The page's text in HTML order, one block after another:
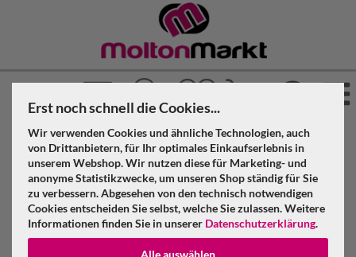
Erst noch schnell die Cookies...
Wir verwenden Cookies und ähnliche Technologien, auch
von Drittanbietern, für Ihr optimales Einkaufserlebnis in
unserem Webshop. Wir nutzen diese für Marketing- und
anonyme Statistikzwecke, um unseren Shop ständig für Sie
zu verbessern. Abgesehen von den technisch notwendigen
Cookies entscheiden Sie selbst, welche Sie zulassen. Weitere
Informationen finden Sie in unserer Datenschutzerklärung.
Alle auswählen
Molton Markt » Molton » Dekomolton »
Konfektioniert & geöst » Bordeauxrot »
Dekomolton B1 konfektioniert, bordeauxrot, B=3m (geöst) x
H=3m
Dekomolton B1 konfektioniert,